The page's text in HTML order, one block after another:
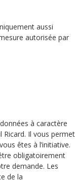
aussi
autorisée par
à caractère
Ricard. Il vous permet
êtes à l’initiative.
obligatoirement
demande. Les
de la